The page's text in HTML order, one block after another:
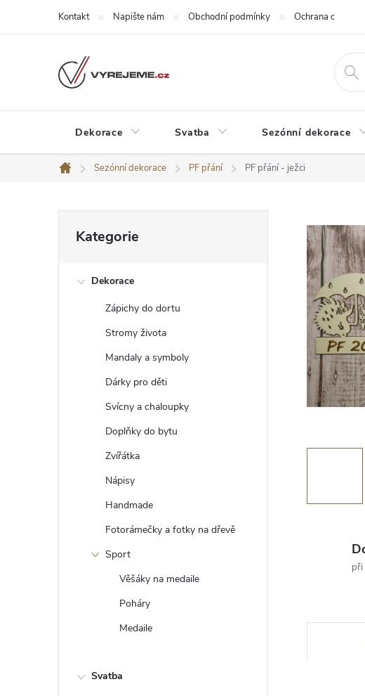
Kontakt Napište nám Obchodní podmínky Ochrana osobních
Dekorace Svatba Sezónní dekorace
Domů
Sezónní dekorace PF přání PF přání - ježci
kategorie
Kategorie
Dekorace
Zápichy do dortu
Stromy života
Mandaly a symboly
Dárky pro děti
Svícny a chaloupky
Doplňky do bytu
Zvířátka
Nápisy
Handmade
Fotorámečky a fotky na dřevě
Sport
Věšáky na medaile
Poháry
Medaile
Svatba
při